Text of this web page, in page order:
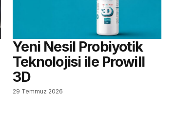
Yeni Nesil Probiyotik
Teknolojisi ile Prowill
3D
29 Temmuz 2026